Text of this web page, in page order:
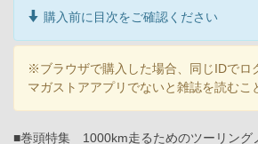
購入前に目次をご確認ください
※ブラウザで購入した場合、同じIDでロ
マガストアアプリでないと雑誌を読むこ
■巻頭特集 1000km走るためのツーリング